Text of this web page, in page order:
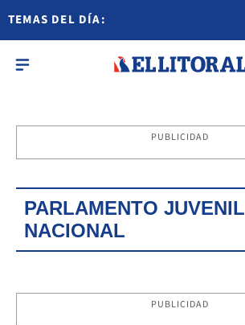
TEMAS DEL DÍA:
PUBLICIDAD
PARLAMENTO JUVENIL
NACIONAL
PUBLICIDAD